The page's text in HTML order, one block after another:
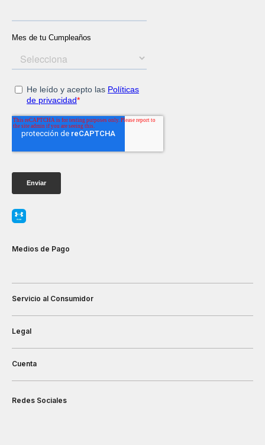
Medios de Pago
Servicio al Consumidor
Legal
Cuenta
Redes Sociales